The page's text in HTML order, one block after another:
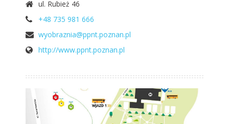
ul. Rubież 46
+48 735 981 666
wyobraznia@ppnt.poznan.pl
http://www.ppnt.poznan.pl